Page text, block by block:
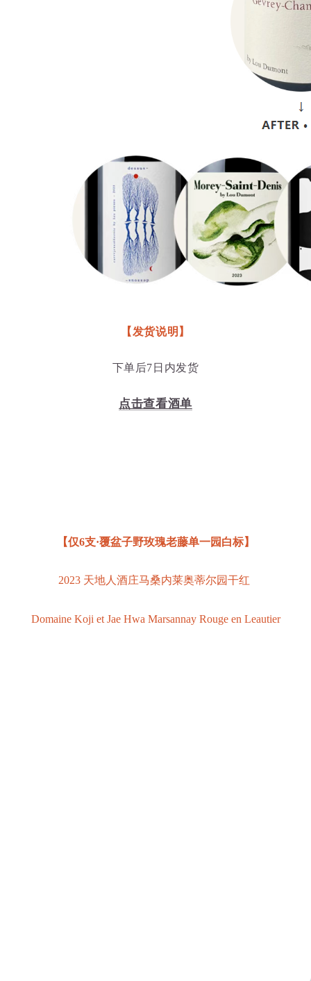
【发货说明】
下单后7日内发货
点击查看酒单
【仅6支·覆盆子野玫瑰老藤单一园白标】
2023 天地人酒庄马桑内莱奥蒂尔园干红
Domaine Koji et Jae Hwa Marsannay Rouge en Leautier